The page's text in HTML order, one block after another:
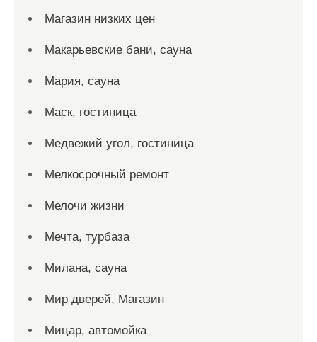
Магазин низких цен
Макарьевские бани, сауна
Мария, сауна
Маск, гостиница
Медвежий угол, гостиница
Мелкосрочный ремонт
Мелочи жизни
Мечта, турбаза
Милана, сауна
Мир дверей, Магазин
Мицар, автомойка